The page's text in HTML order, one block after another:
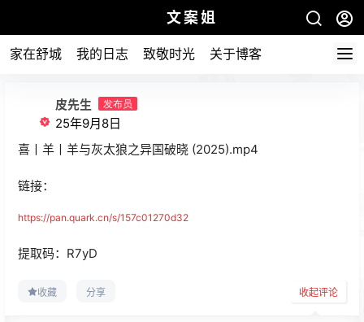
文案姐
家在舒城 我的日志 致敬时光 关于博客
皮先生 发布员
25年9月8日
喜丨羊丨羊与灰太狼之异国破晓 (2025).mp4
链接：
https://pan.quark.cn/s/157c01270d32
提取码：R7yD
收藏 分享 收起评论